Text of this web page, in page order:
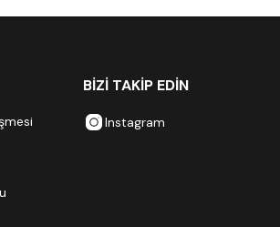
BİZİ TAKİP EDİN
Instagram